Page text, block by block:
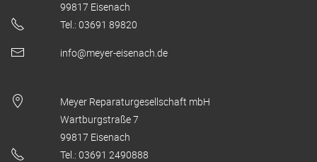
99817 Eisenach
Tel.: 03691 89820
info@meyer-eisenach.de
Meyer Reparaturgesellschaft mbH
Wartburgstraße 7
99817 Eisenach
Tel.: 03691 2490888